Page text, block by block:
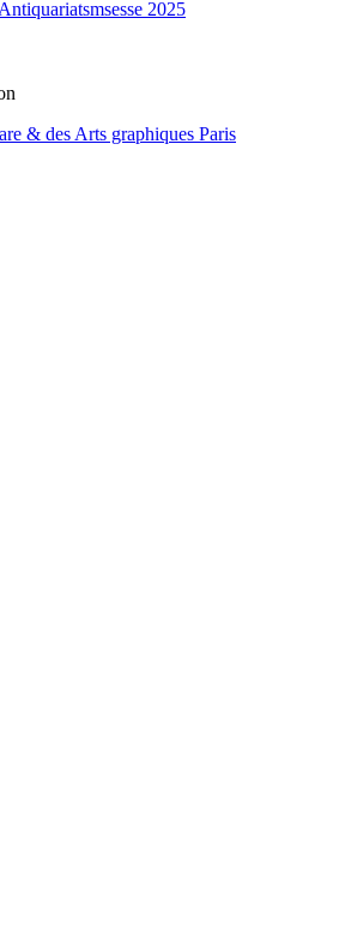
2025
& des Arts graphiques Paris